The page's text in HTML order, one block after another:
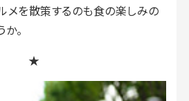
メを散策するのも食の楽しみの
。
★